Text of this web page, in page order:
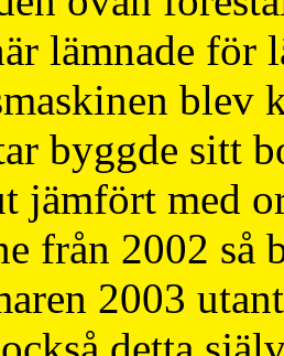
lämnade för
blev
byggde sitt
jämfört med
från 2002 så
2003